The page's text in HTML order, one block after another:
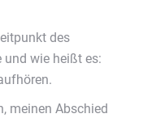
des
wie heißt es:
meinen Abschied